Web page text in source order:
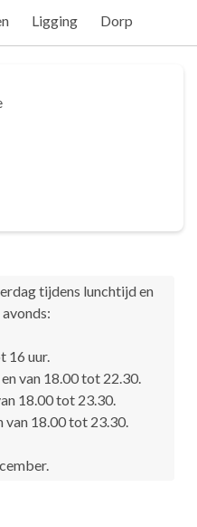
Ligging Dorp
tijdens lunchtijd en
16 uur.
van 18.00 tot 22.30.
18.00 tot 23.30.
van 18.00 tot 23.30.